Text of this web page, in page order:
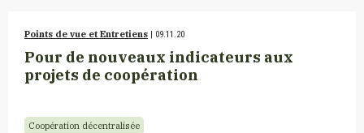
Points de vue et Entretiens | 09.11.20
Pour de nouveaux indicateurs aux
projets de coopération
Coopération décentralisée